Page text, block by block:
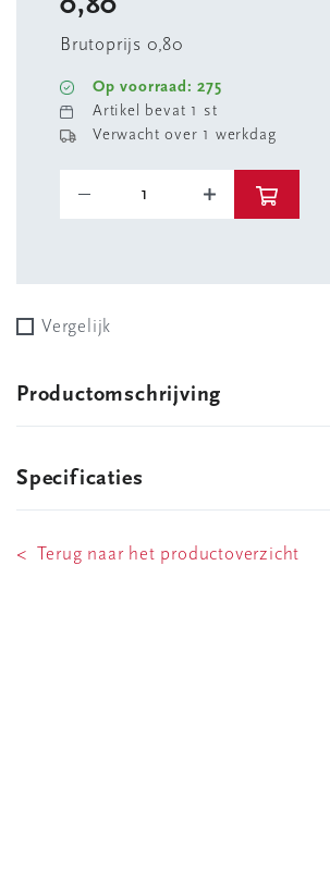
0,80
Brutoprijs 0,80
Op voorraad: 275
Artikel bevat 1 st
Verwacht over 1 werkdag
Vergelijk
Productomschrijving
Specificaties
< Terug naar het productoverzicht